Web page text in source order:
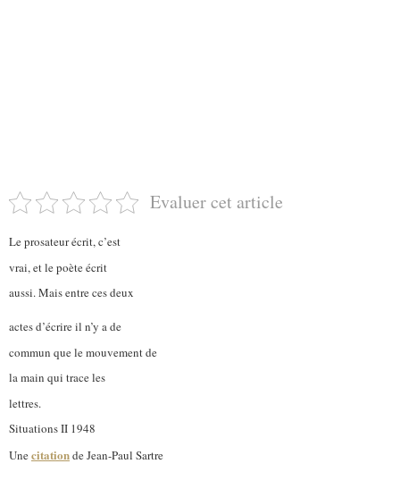
Evaluer cet article
Le prosateur écrit, c’est
vrai, et le poète écrit
aussi. Mais entre ces deux
actes d’écrire il n’y a de
commun que le mouvement de
la main qui trace les
lettres.
Situations II 1948
Unecitationde Jean-Paul Sartre